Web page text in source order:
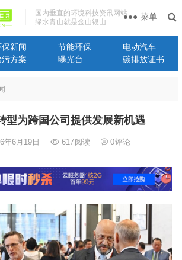
国内垂直的环境科技资讯网站
绿水青山就是金山银山
保新闻 节能环保
电动汽车
污方案 曝光台 碳排放证书
菜单
型为跨国公司提供发展新机遇
年6月19日 617阅读 0评论